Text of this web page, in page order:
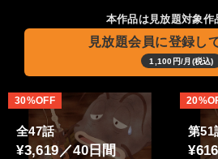
本作品は見放題対象作
見放題会員に登録し
1,100円/月(税込)
全47話
¥3,619／40日間
30%OFF
第51